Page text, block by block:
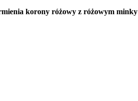
korony różowy z różowym minky